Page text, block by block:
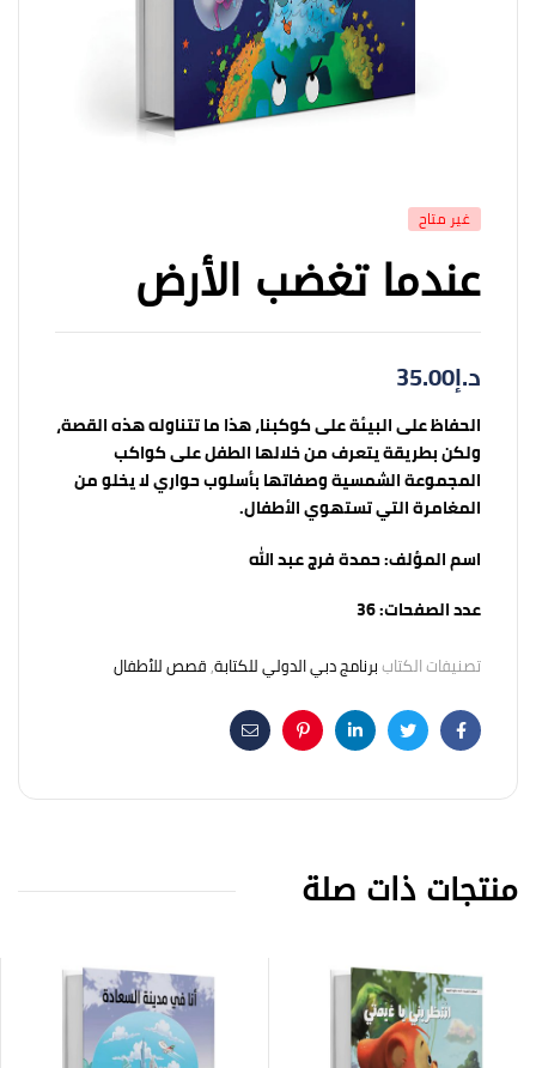
غير متاح
عندما تغضب الأرض
د.إ35.00
الحفاظ على البيئة على كوكبنا، هذا ما تتناوله هذه القصة،
ولكن بطريقة يتعرف من خلالها الطفل على كواكب
المجموعة الشمسية وصفاتها بأسلوب حواري لا يخلو من
المغامرة التي تستهوي الأطفال.
اسم المؤلف:حمدة فرج عبد الله
عدد الصفحات:
تصنيفات الكتاببرنامج دبي الدولي للكتابة,قصص للأطفال
Facebook
Twitter
Linkedin
Pinterest
Email
منتجات ذات صلة